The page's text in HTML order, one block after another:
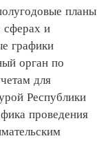
планы
сферах и
графики
орган по
для
Республики
проведения